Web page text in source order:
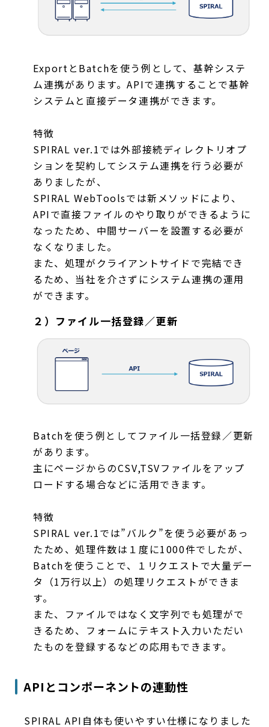
ExportとBatchを使う例として、基幹システ
ム連携があります。APIで連携することで基幹
システムと直接データ連携ができます。
特徴
SPIRAL ver.1では外部接続ディレクトリオプ
ションを契約してシステム連携を行う必要が
ありましたが、
SPIRAL WebToolsでは新メソッドにより、
APIで直接ファイルのやり取りができるように
なったため、中間サーバーを設置する必要が
なくなりました。
また、処理がクライアントサイドで完結でき
るため、当社を介さずにシステム連携の運用
ができます。
２）ファイル一括登録／更新
Batchを使う例としてファイル一括登録／更新
があります。
主にページからのCSV,TSVファイルをアップ
ロードする場合などに活用できます。
特徴
SPIRAL ver.1では”バルク”を使う必要があっ
たため、処理件数は１度に1000件でしたが、
Batchを使うことで、１リクエストで大量デー
タ（1万行以上）の処理リクエストができま
す。
また、ファイルではなく文字列でも処理がで
きるため、フォームにテキスト入力いただい
たものを登録するなどの応用もできます。
APIとコンポーネントの連動性
SPIRAL API自体も使いやすい仕様になりました